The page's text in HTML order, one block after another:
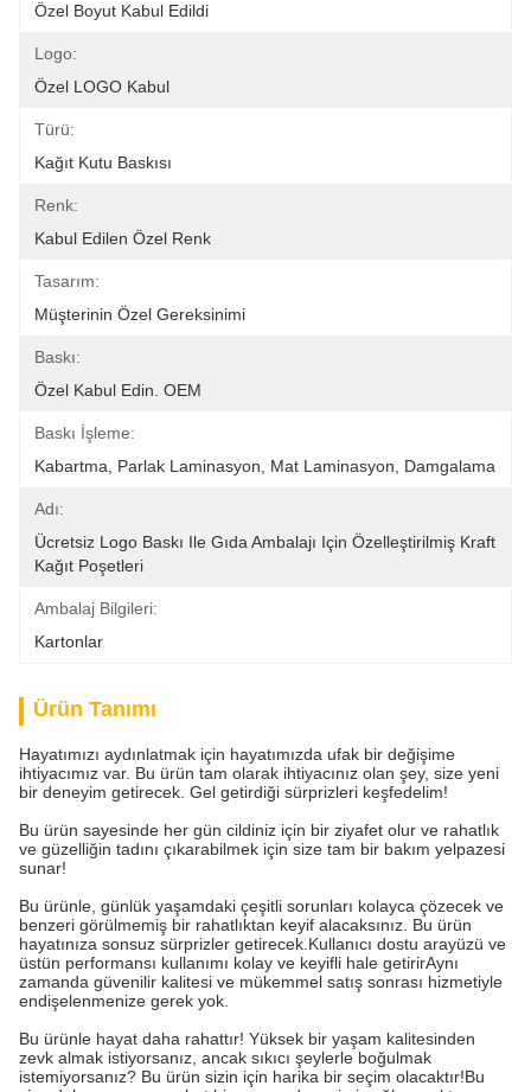
Özel Boyut Kabul Edildi
Logo:
Özel LOGO Kabul
Türü:
Kağıt Kutu Baskısı
Renk:
Kabul Edilen Özel Renk
Tasarım:
Müşterinin Özel Gereksinimi
Baskı:
Özel Kabul Edin. OEM
Baskı İşleme:
Kabartma, Parlak Laminasyon, Mat Laminasyon, Damgalama
Adı:
Ücretsiz Logo Baskı Ile Gıda Ambalajı Için Özelleştirilmiş Kraft
Kağıt Poşetleri
Ambalaj Bilgileri:
Kartonlar
Ürün Tanımı
Hayatımızı aydınlatmak için hayatımızda ufak bir değişime
ihtiyacımız var. Bu ürün tam olarak ihtiyacınız olan şey, size yeni
bir deneyim getirecek. Gel getirdiği sürprizleri keşfedelim!
Bu ürün sayesinde her gün cildiniz için bir ziyafet olur ve rahatlık
ve güzelliğin tadını çıkarabilmek için size tam bir bakım yelpazesi
sunar!
Bu ürünle, günlük yaşamdaki çeşitli sorunları kolayca çözecek ve
benzeri görülmemiş bir rahatlıktan keyif alacaksınız. Bu ürün
hayatınıza sonsuz sürprizler getirecek.Kullanıcı dostu arayüzü ve
üstün performansı kullanımı kolay ve keyifli hale getirirAynı
zamanda güvenilir kalitesi ve mükemmel satış sonrası hizmetiyle
endişelenmenize gerek yok.
Bu ürünle hayat daha rahattır! Yüksek bir yaşam kalitesinden
zevk almak istiyorsanız, ancak sıkıcı şeylerle boğulmak
istemiyorsanız? Bu ürün sizin için harika bir seçim olacaktır!Bu